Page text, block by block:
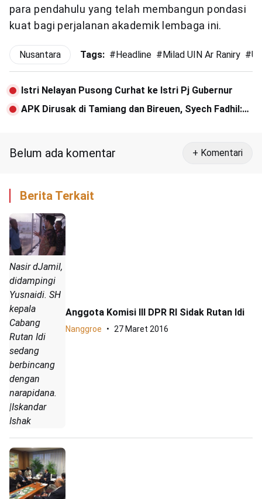
para pendahulu yang telah membangun pondasi
kuat bagi perjalanan akademik lembaga ini.
Nusantara Tags: #Headline #Milad UIN Ar Raniry #
Istri Nelayan Pusong Curhat ke Istri Pj Gubernur
APK Dirusak di Tamiang dan Bireuen, Syech Fadhil:
Belum ada komentar + Komentari
Berita Terkait
Nasir dJamil,
didampingi
Yusnaidi. SH
kepala
Cabang
Rutan Idi
sedang
berbincang
dengan
narapidana.
|Iskandar
Ishak
Anggota Komisi III DPR RI Sidak Rutan Idi
Nanggroe 27 Maret 2016